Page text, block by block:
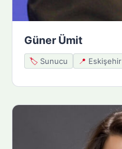
Güner Ümit
🏷️ Sunucu 📍 Eskişehir